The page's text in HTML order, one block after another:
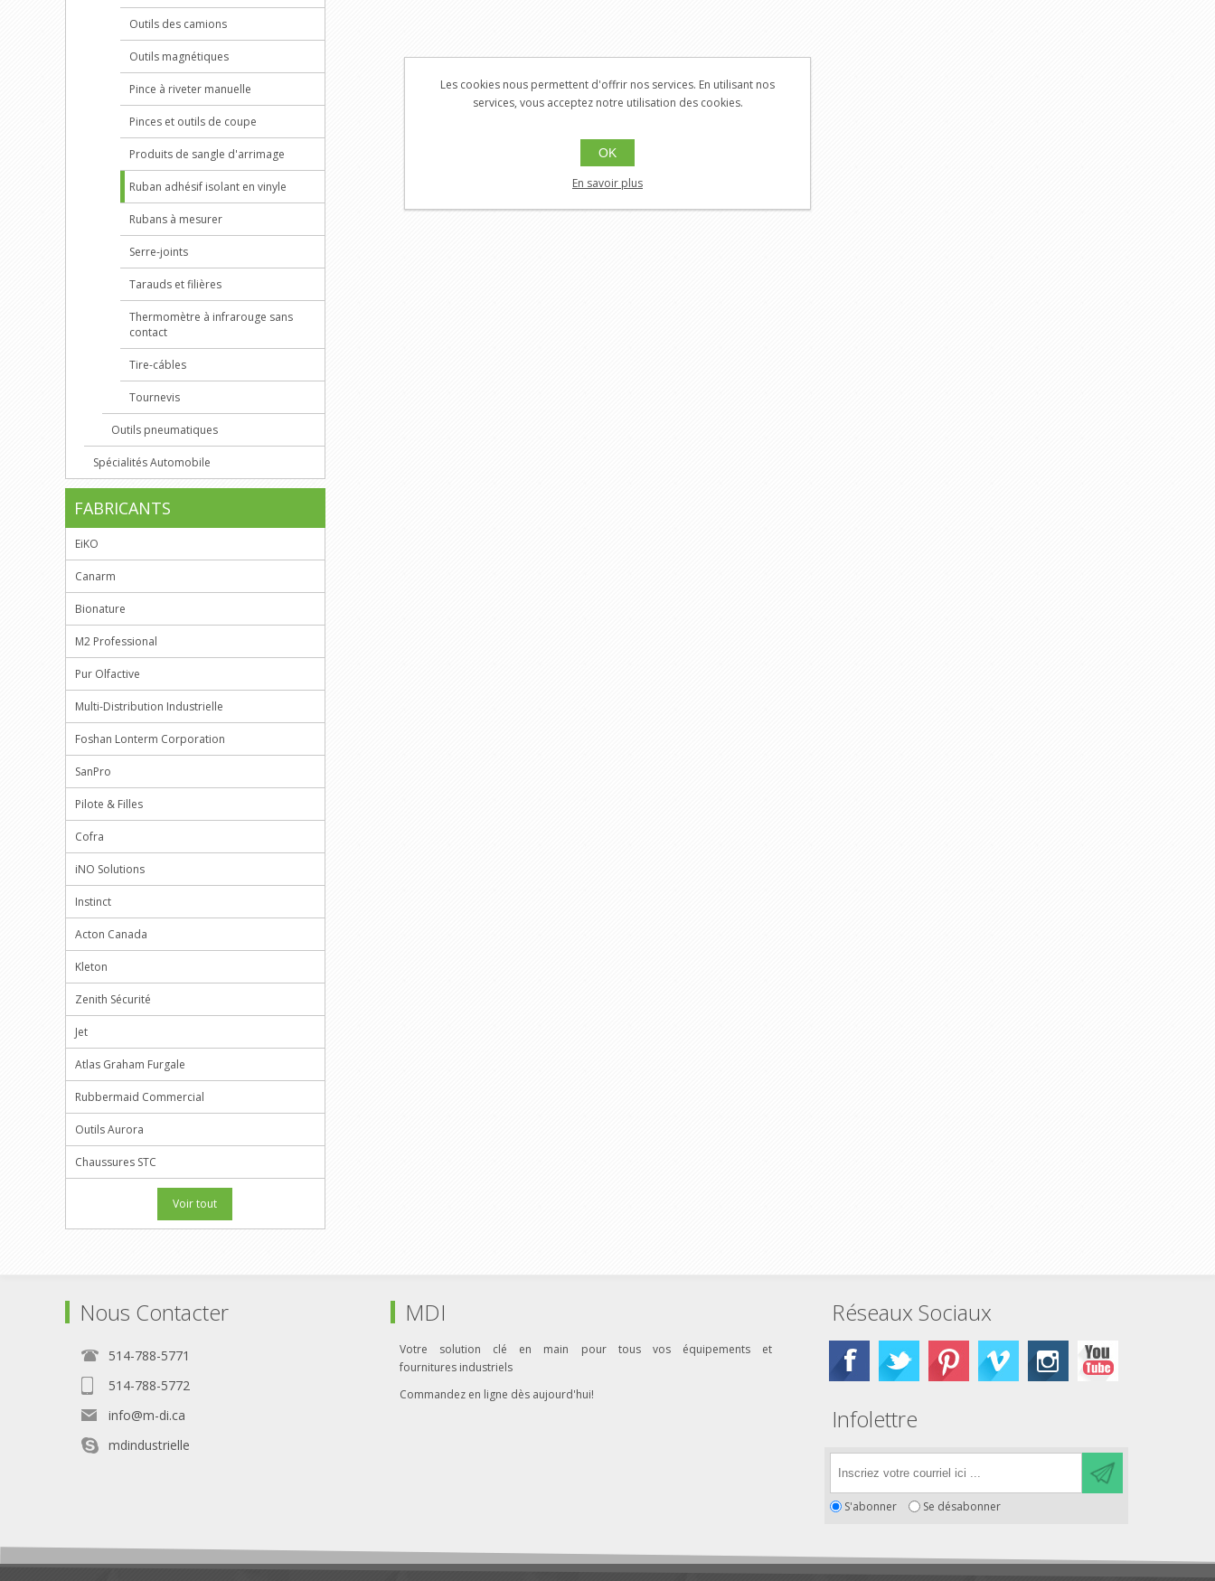
Outils des camions
Outils magnétiques
Pince à riveter manuelle
Pinces et outils de coupe
Produits de sangle d'arrimage
Ruban adhésif isolant en vinyle
Rubans à mesurer
Serre-joints
Tarauds et filières
Thermomètre à infrarouge sans
contact
Tire-cábles
Tournevis
Outils pneumatiques
Spécialités Automobile
FABRICANTS
EiKO
Canarm
Bionature
M2 Professional
Pur Olfactive
Multi-Distribution Industrielle
Foshan Lonterm Corporation
SanPro
Pilote & Filles
Cofra
iNO Solutions
Instinct
Acton Canada
Kleton
Zenith Sécurité
Jet
Atlas Graham Furgale
Rubbermaid Commercial
Outils Aurora
Chaussures STC
Voir tout
Nous Contacter
514-788-5771
514-788-5772
info@m-di.ca
mdindustrielle
MDI
Votre solution clé en main pour tous vos équipements et
fournitures industriels
Commandez en ligne dès aujourd'hui!
Réseaux Sociaux
Infolettre
S'abonner Se désabonner
Les cookies nous permettent d'offrir nos services. En utilisant nos
services, vous acceptez notre utilisation des cookies.
OK
En savoir plus